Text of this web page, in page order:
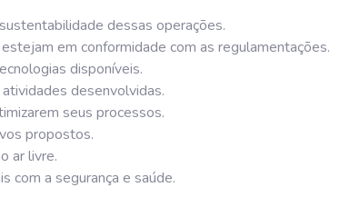
dessas operações.
em conformidade com as regulamentações.
disponíveis.
desenvolvidas.
seus processos.
propostos.
ar livre.
com a segurança e saúde.